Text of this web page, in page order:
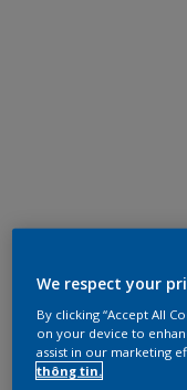
We respect your
By clicking “Accept All
on your device to
assist in our marketing
thông tin.